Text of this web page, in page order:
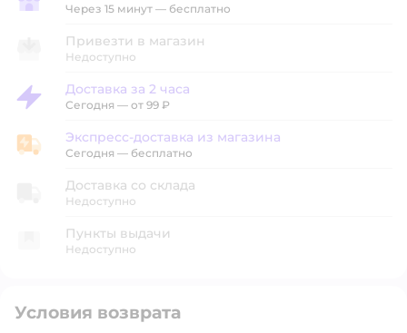
Забрать в магазине
Через 15 минут — бесплатно
Привезти в магазин
Недоступно
Доставка за 2 часа
Доставка за 2 часа
Сегодня — от 99 ₽
Экспресс-доставка из магазина
Экспресс-доставка из магазина
Сегодня — бесплатно
Доставка со склада
Недоступно
Пункты выдачи
Недоступно
Условия возврата